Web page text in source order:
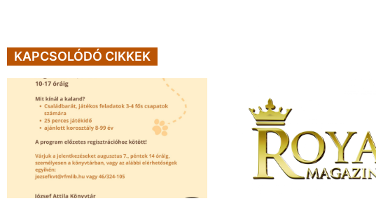
KAPCSOLÓDÓ CIKKEK